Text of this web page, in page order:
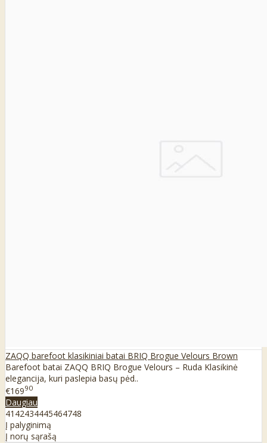
ZAQQ barefoot klasikiniai batai BRIQ Brogue Velours Brown
Barefoot batai ZAQQ BRIQ Brogue Velours – Ruda Klasikinė
elegancija, kuri paslepia basų pėd..
€16990
Daugiau
41 42434445464748
Į palyginimą
Į norų sąrašą